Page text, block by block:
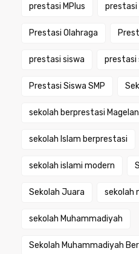
prestasi MPlus prestasi
Prestasi Olahraga
prestasi siswa prestasi
Prestasi Siswa SMP
sekolah berprestasi
sekolah Islam berprestasi
sekolah islami modern
Sekolah Juara sekolah
sekolah Muhammadiyah
Sekolah Muhammadiyah